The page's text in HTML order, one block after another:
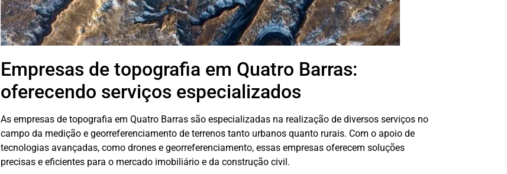
Empresas de topografia em Quatro Barras:
oferecendo serviços especializados
As empresas de topografia em Quatro Barras são especializadas na realização de diversos serviços no
campo da medição e georreferenciamento de terrenos tanto urbanos quanto rurais. Com o apoio de
tecnologias avançadas, como drones e georreferenciamento, essas empresas oferecem soluções
precisas e eficientes para o mercado imobiliário e da construção civil.